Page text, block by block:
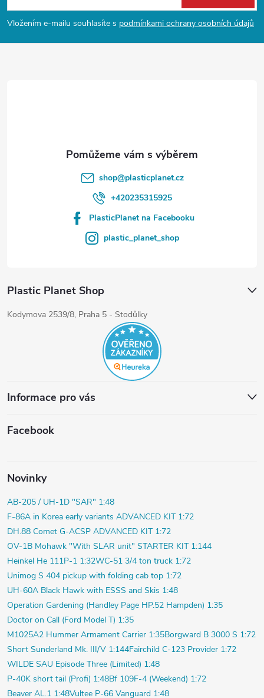
p
a
Vložením e-mailu souhlasíte s podmínkami ochrany osobních údajů
shop@plasticplanet.cz
+420235315925
PlasticPlanet na Facebooku
plastic_planet_shop
Plastic Planet Shop
Kodymova 2539/8, Praha 5 - Stodůlky
Informace pro vás
Facebook
Novinky
AB-205 / UH-1D "SAR" 1:48
F-86A in Korea early variants ADVANCED KIT 1:72
DH.88 Comet G-ACSP ADVANCED KIT 1:72
OV-1B Mohawk "With SLAR unit" STARTER KIT 1:144
Heinkel He 111P-1 1:32WC-51 3/4 ton truck 1:72
Unimog S 404 pickup with folding cab top 1:72
UH-60A Black Hawk with ESSS and Skis 1:48
Operation Gardening (Handley Page HP.52 Hampden) 1:35
Doctor on Call (Ford Model T) 1:35
M1025A2 Hummer Armament Carrier 1:35Borgward B 3000 S 1:72
Short Sunderland Mk. III/V 1:144Fairchild C-123 Provider 1:72
WILDE SAU Episode Three (Limited) 1:48
P-40K short tail (Profi) 1:48Bf 109F-4 (Weekend) 1:72
Beaver AL.1 1:48Vultee P-66 Vanguard 1:48